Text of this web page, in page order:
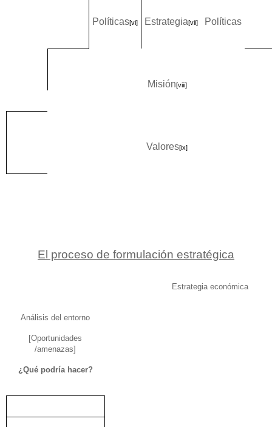
Políticas[vi] Estrategia[vii] Políticas
Misión[viii]
Valores[ix]
El proceso de formulación estratégica
Estrategia económica
Análisis del entorno
[Oportunidades
/amenazas]
¿Qué podría hacer?